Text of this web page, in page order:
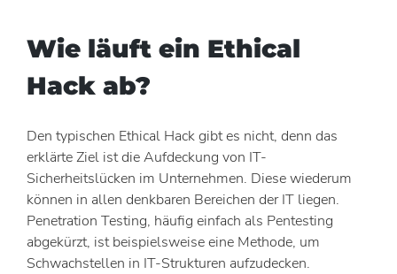
Wie läuft ein Ethical
Hack ab?
Den typischen Ethical Hack gibt es nicht, denn das
erklärte Ziel ist die Aufdeckung von IT-
Sicherheitslücken im Unternehmen. Diese wiederum
können in allen denkbaren Bereichen der IT liegen.
Penetration Testing, häufig einfach als Pentesting
abgekürzt, ist beispielsweise eine Methode, um
Schwachstellen in IT-Strukturen aufzudecken.